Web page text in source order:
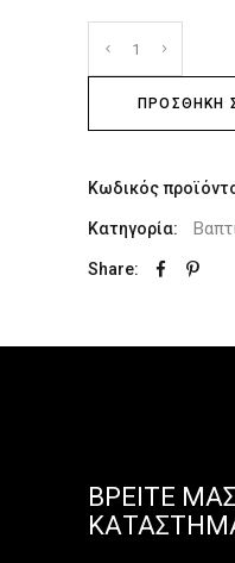
ΠΡΟΣΘΉΚΗ
Κωδικός
Κατηγορία:
Share:
ΒΡΕΊΤΕ